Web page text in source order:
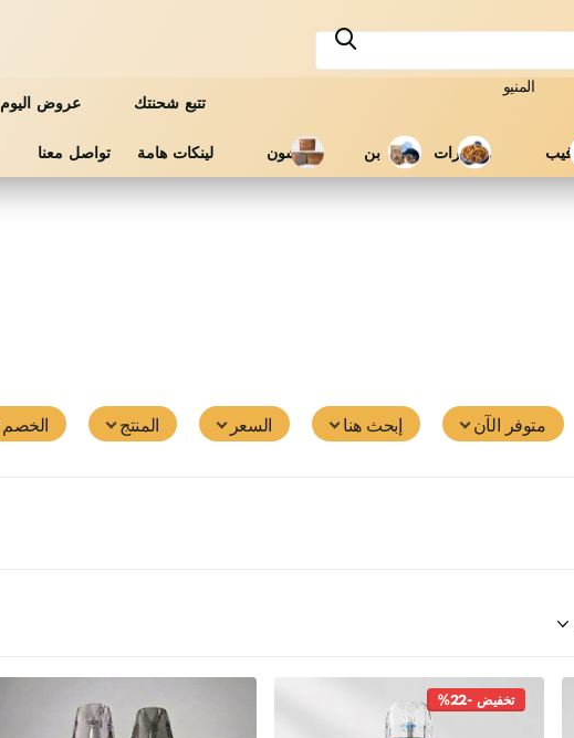
المنيو
تتبع شحنتك عروض اليوم
فيب مكسرات بن فاشون لينكات هامة تواصل معنا
متوفر الآن إبحث هنا السعر المنتج الخصم
تخفيض -22%